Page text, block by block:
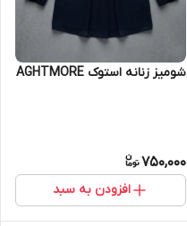
شومیز زنانه استوک AGHTMORE
750,000
افزودن به سبد